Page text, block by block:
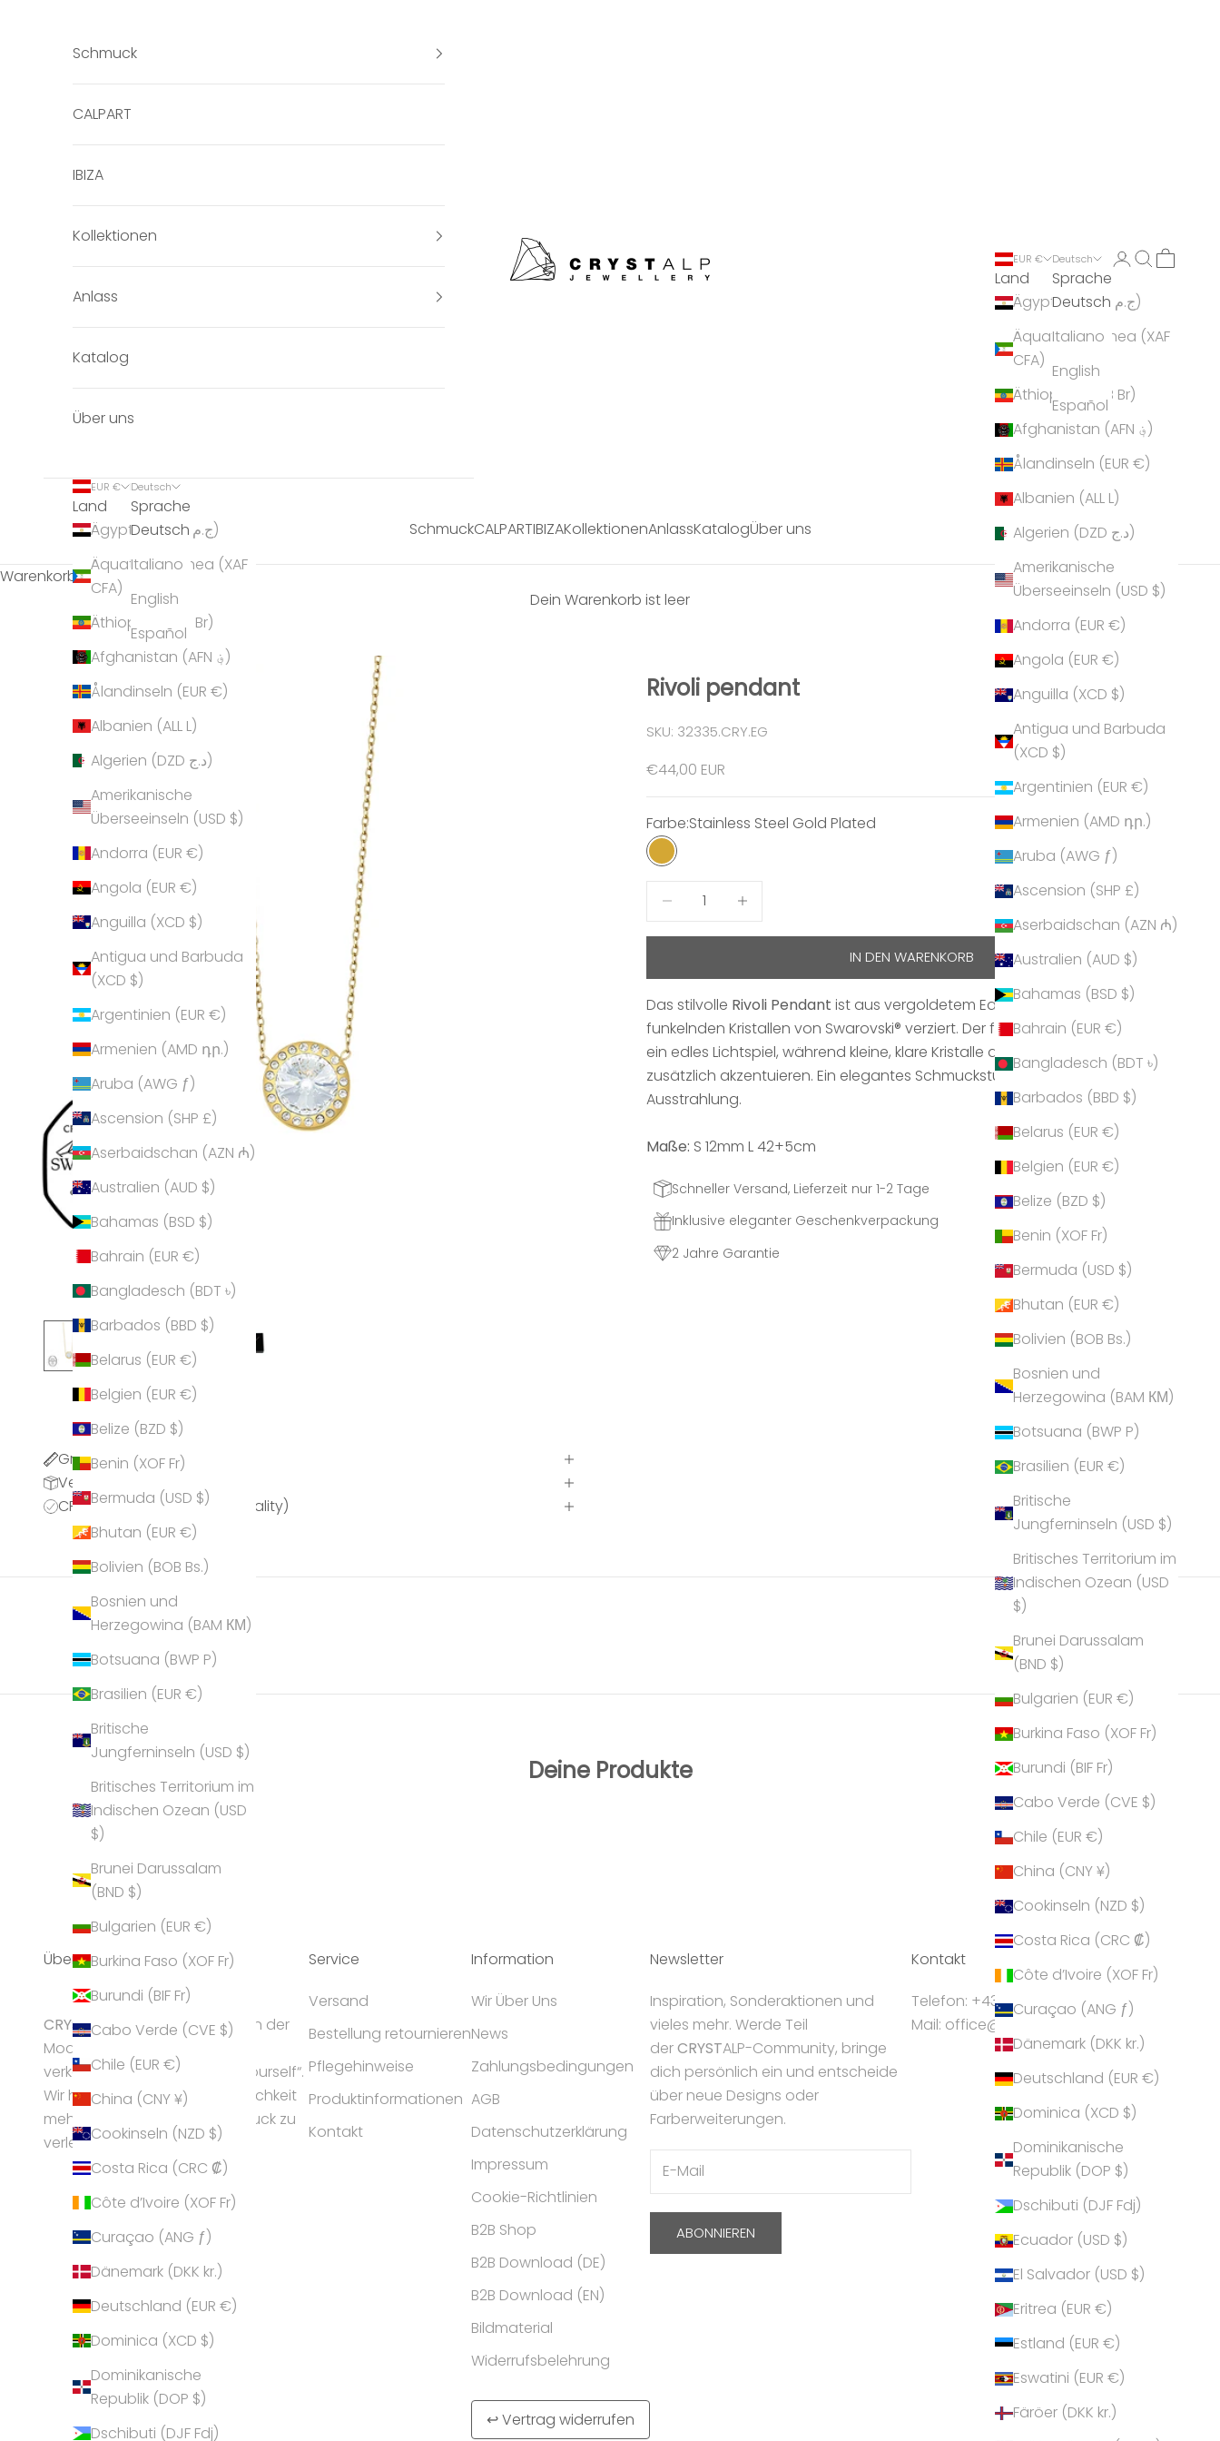
crystalpjewelry
SchmuckCALPARTIBIZAKollektionenAnlassKatalogÜber uns
EUR €
Land
Ägypten (EGP ج.م)
Äquatorialguinea (XAF
CFA)
Äthiopien (ETB Br)
Afghanistan (AFN ؋)
Ålandinseln (EUR €)
Albanien (ALL L)
Algerien (DZD د.ج)
Amerikanische
Überseeinseln (USD $)
Andorra (EUR €)
Angola (EUR €)
Anguilla (XCD $)
Antigua und Barbuda
(XCD $)
Argentinien (EUR €)
Armenien (AMD դր.)
Aruba (AWG ƒ)
Ascension (SHP £)
Aserbaidschan (AZN ₼)
Australien (AUD $)
Bahamas (BSD $)
Bahrain (EUR €)
Bangladesch (BDT ৳)
Barbados (BBD $)
Belarus (EUR €)
Belgien (EUR €)
Belize (BZD $)
Benin (XOF Fr)
Bermuda (USD $)
Bhutan (EUR €)
Bolivien (BOB Bs.)
Bosnien und
Herzegowina (BAM КМ)
Botsuana (BWP P)
Brasilien (EUR €)
Britische
Jungferninseln (USD $)
Britisches Territorium im
Indischen Ozean (USD
$)
Brunei Darussalam
(BND $)
Bulgarien (EUR €)
Burkina Faso (XOF Fr)
Burundi (BIF Fr)
Cabo Verde (CVE $)
Chile (EUR €)
China (CNY ¥)
Cookinseln (NZD $)
Costa Rica (CRC ₡)
Côte d’Ivoire (XOF Fr)
Curaçao (ANG ƒ)
Dänemark (DKK kr.)
Deutschland (EUR €)
Dominica (XCD $)
Dominikanische
Republik (DOP $)
Dschibuti (DJF Fdj)
Ecuador (USD $)
El Salvador (USD $)
Eritrea (EUR €)
Estland (EUR €)
Eswatini (EUR €)
Färöer (DKK kr.)
Deutsch
Sprache
Deutsch
Italiano
English
Español
Anmelden
Suchen
Schmuck
CALPART
IBIZA
Kollektionen
Anlass
Katalog
Über uns
EUR €
Land
Ägypten (EGP ج.م)
Äquatorialguinea (XAF
CFA)
Äthiopien (ETB Br)
Afghanistan (AFN ؋)
Ålandinseln (EUR €)
Albanien (ALL L)
Algerien (DZD د.ج)
Amerikanische
Überseeinseln (USD $)
Andorra (EUR €)
Angola (EUR €)
Anguilla (XCD $)
Antigua und Barbuda
(XCD $)
Argentinien (EUR €)
Armenien (AMD դր.)
Aruba (AWG ƒ)
Ascension (SHP £)
Aserbaidschan (AZN ₼)
Australien (AUD $)
Bahamas (BSD $)
Bahrain (EUR €)
Bangladesch (BDT ৳)
Barbados (BBD $)
Belarus (EUR €)
Belgien (EUR €)
Belize (BZD $)
Benin (XOF Fr)
Bermuda (USD $)
Bhutan (EUR €)
Bolivien (BOB Bs.)
Bosnien und
Herzegowina (BAM КМ)
Botsuana (BWP P)
Brasilien (EUR €)
Britische
Jungferninseln (USD $)
Britisches Territorium im
Indischen Ozean (USD
$)
Brunei Darussalam
(BND $)
Bulgarien (EUR €)
Burkina Faso (XOF Fr)
Burundi (BIF Fr)
Cabo Verde (CVE $)
Chile (EUR €)
China (CNY ¥)
Cookinseln (NZD $)
Costa Rica (CRC ₡)
Côte d’Ivoire (XOF Fr)
Curaçao (ANG ƒ)
Dänemark (DKK kr.)
Deutschland (EUR €)
Dominica (XCD $)
Dominikanische
Republik (DOP $)
Dschibuti (DJF Fdj)
Deutsch
Sprache
Deutsch
Italiano
English
Español
Warenkorb
Dein Warenkorb ist leer
Rivoli pendant
SKU: 32335.CRY.EG
Angebot
€44,00 EUR
Farbe:Stainless Steel Gold Plated
Stainless Steel Gold Plated
Anzahl verringernAnzahl erhöhen
IN DEN WARENKORB
Das stilvolle Rivoli Pendant ist aus vergoldetem Edelstahl gefertigt und mit
funkelnden Kristallen von Swarovski® verziert. Der facettierte Schliff sorgt für
ein edles Lichtspiel, während kleine, klare Kristalle den runden Anhänger
zusätzlich akzentuieren. Ein elegantes Schmuckstück mit moderner
Ausstrahlung.
Maße: S 12mm L 42+5cm
Schneller Versand, Lieferzeit nur 1-2 Tage
Inklusive eleganter Geschenkverpackung
2 Jahre Garantie
Größentabelle
Versandinformationen
CPQ (CRYSTALP Premium Quality)
Deine Produkte
Über Uns
CRYSTALP gilt als Geheimtipp in der
Modeschmuck-Branche und
verkörpert die Idee „express yourself“.
Wir helfen Frauen ihrer Persönlichkeit
mehr Ausstrahlung und Ausdruck zu
verleihen.
Service
Versand
Bestellung retournieren
Pflegehinweise
Produktinformationen
Kontakt
Information
Wir Über Uns
News
Zahlungsbedingungen
AGB
Datenschutzerklärung
Impressum
Cookie-Richtlinien
B2B Shop
B2B Download (DE)
B2B Download (EN)
Bildmaterial
Widerrufsbelehrung
↩ Vertrag widerrufen
Newsletter
Inspiration, Sonderaktionen und
vieles mehr. Werde Teil
derCRYSTALP-Community, bringe
dich persönlich ein und entscheide
über neue Designs oder
Farberweiterungen.
ABONNIEREN
Kontakt
Telefon: +43 5224 55550
Mail: office@crystalp.com